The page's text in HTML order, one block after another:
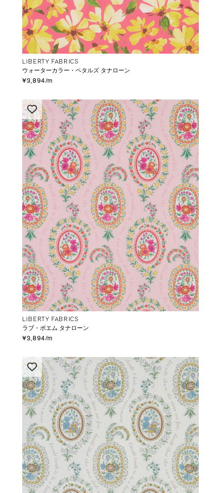
LIBERTY FABRICS
ウォーターカラー・ペタルズ タナローン
¥3,894/m
LIBERTY FABRICS
ラブ・ポエム タナローン
¥3,894/m